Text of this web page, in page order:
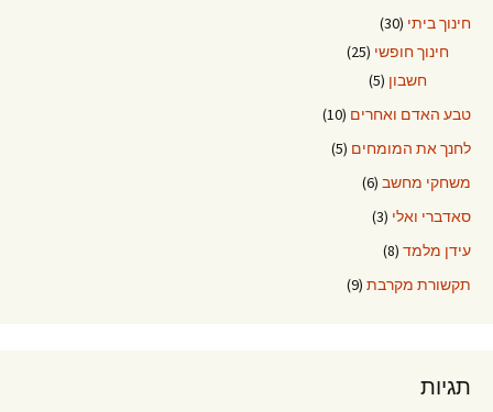
חינוך ביתי (30)
חינוך חופשי (25)
חשבון (5)
טבע האדם ואחרים (10)
לחנך את המומחים (5)
משחקי מחשב (6)
סאדברי ואלי (3)
עידן מלמד (8)
תקשורת מקרבת (9)
תגיות